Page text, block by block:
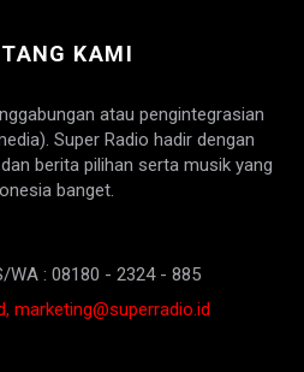
KAMI
atau pengintegrasian
Super Radio hadir dengan
berita pilihan serta musik yang
banget.
WA : 08180 - 2324 - 885
marketing@superradio.id